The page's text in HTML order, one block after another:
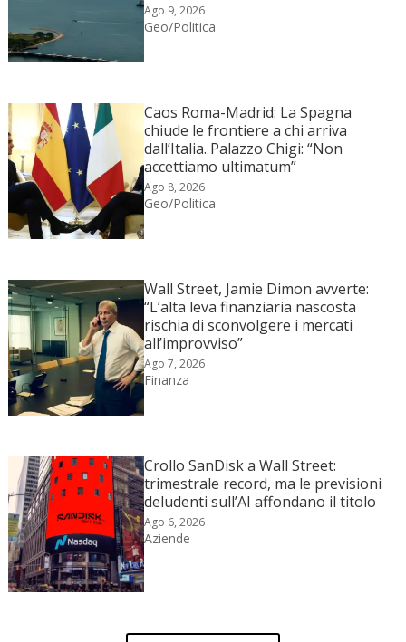
Ago 9, 2026
Geo/Politica
Caos Roma-Madrid: La Spagna
chiude le frontiere a chi arriva
dall’Italia. Palazzo Chigi: “Non
accettiamo ultimatum”
Ago 8, 2026
Geo/Politica
Wall Street, Jamie Dimon avverte:
“L’alta leva finanziaria nascosta
rischia di sconvolgere i mercati
all’improvviso”
Ago 7, 2026
Finanza
Crollo SanDisk a Wall Street:
trimestrale record, ma le previsioni
deludenti sull’AI affondano il titolo
Ago 6, 2026
Aziende